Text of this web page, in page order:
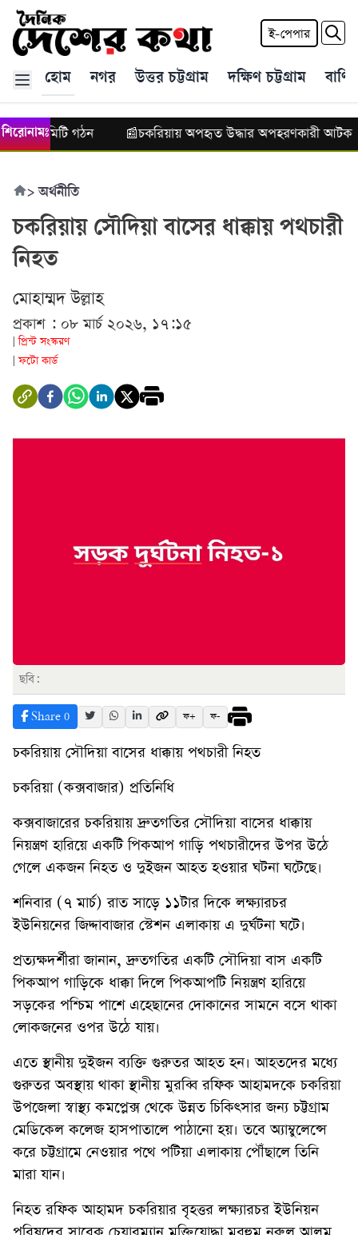
ই-পেপার
হোম নগর উত্তর চট্টগ্রাম দক্ষিণ চট্টগ্রাম
শিরোনামঃকমিটি গঠন চকরিয়ায় অপহৃত উদ্ধার অপহরণকারী আটক
>অর্থনীতি
চকরিয়ায় সৌদিয়া বাসের ধাক্কায় পথচারী
নিহত
মোহাম্মদ উল্লাহ
প্রকাশ : ০৮ মার্চ ২০২৬, ১৭:১৫
প্রিন্ট সংস্করণ
ফটো কার্ড
ছবি:
Share 0 ফ+ ফ-
চকরিয়ায় সৌদিয়া বাসের ধাক্কায় পথচারী নিহত
চকরিয়া (কক্সবাজার) প্রতিনিধি
কক্সবাজারের চকরিয়ায় দ্রুতগতির সৌদিয়া বাসের ধাক্কায়
নিয়ন্ত্রণ হারিয়ে একটি পিকআপ গাড়ি পথচারীদের উপর উঠে
গেলে একজন নিহত ও দুইজন আহত হওয়ার ঘটনা ঘটেছে।
শনিবার (৭ মার্চ) রাত সাড়ে ১১টার দিকে লক্ষ্যারচর
ইউনিয়নের জিদ্দাবাজার স্টেশন এলাকায় এ দুর্ঘটনা ঘটে।
প্রত্যক্ষদর্শীরা জানান, দ্রুতগতির একটি সৌদিয়া বাস একটি
পিকআপ গাড়িকে ধাক্কা দিলে পিকআপটি নিয়ন্ত্রণ হারিয়ে
সড়কের পশ্চিম পাশে এহেছানের দোকানের সামনে বসে থাকা
লোকজনের ওপর উঠে যায়।
এতে স্থানীয় দুইজন ব্যক্তি গুরুতর আহত হন। আহতদের মধ্যে
গুরুতর অবস্থায় থাকা স্থানীয় মুরব্বি রফিক আহামদকে চকরিয়া
উপজেলা স্বাস্থ্য কমপ্লেক্স থেকে উন্নত চিকিৎসার জন্য চট্টগ্রাম
মেডিকেল কলেজ হাসপাতালে পাঠানো হয়। তবে অ্যাম্বুলেন্সে
করে চট্টগ্রামে নেওয়ার পথে পটিয়া এলাকায় পৌঁছালে তিনি
মারা যান।
নিহত রফিক আহামদ চকরিয়ার বৃহত্তর লক্ষ্যারচর ইউনিয়ন